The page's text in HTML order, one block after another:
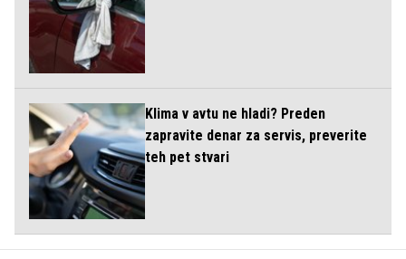
Klima v avtu ne hladi? Preden
zapravite denar za servis, preverite
teh pet stvari